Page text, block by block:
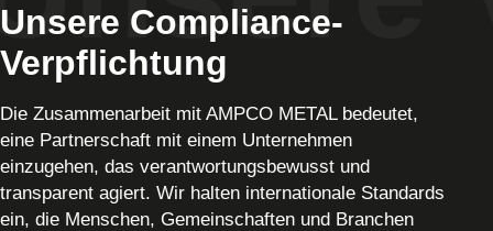
Unsere Compliance-
Verpflichtung
Die Zusammenarbeit mit AMPCO METAL bedeutet,
eine Partnerschaft mit einem Unternehmen
einzugehen, das verantwortungsbewusst und
transparent agiert. Wir halten internationale Standards
ein, die Menschen, Gemeinschaften und Branchen